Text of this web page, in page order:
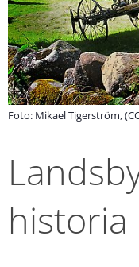
Foto: Mikael Tigerström,
historia